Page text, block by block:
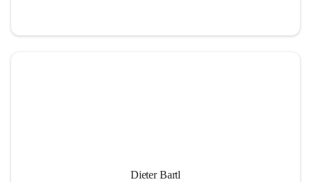
Dieter Bartl